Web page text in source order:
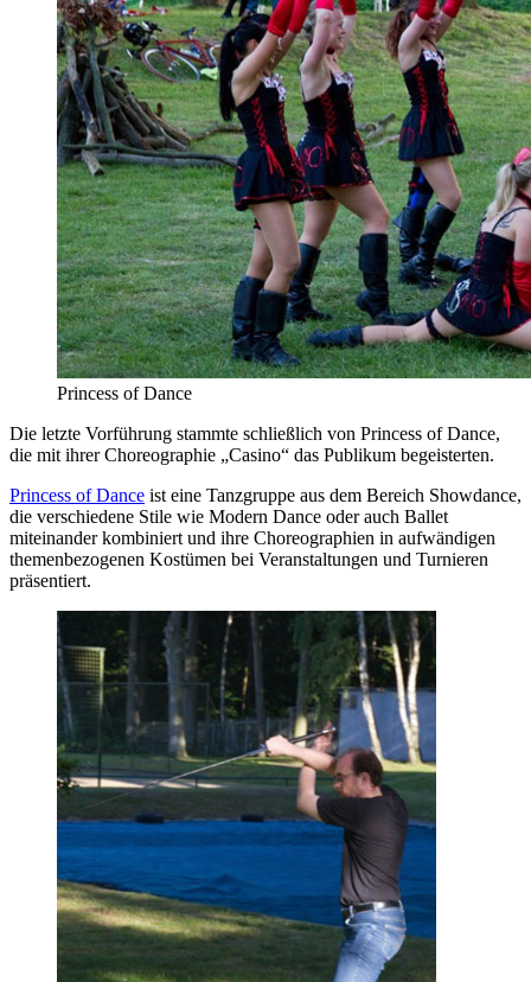
Princess of Dance
Die letzte Vorführung stammte schließlich von Princess of Dance,
die mit ihrer Choreographie „Casino“ das Publikum begeisterten.
Princess of Dance ist eine Tanzgruppe aus dem Bereich Showdance,
die verschiedene Stile wie Modern Dance oder auch Ballet
miteinander kombiniert und ihre Choreographien in aufwändigen
themenbezogenen Kostümen bei Veranstaltungen und Turnieren
präsentiert.